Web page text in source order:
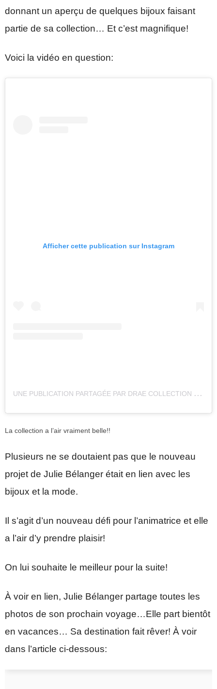
donnant un aperçu de quelques bijoux faisant
partie de sa collection… Et c’est magnifique!
Voici la vidéo en question:
Afficher cette publication sur Instagram
U
NE PUBLICATION PARTAGÉE PAR DRAE COLLECTION (@DRAE.COLLECTION)
La collection a l’air vraiment belle!!
Plusieurs ne se doutaient pas que le nouveau
projet de Julie Bélanger était en lien avec les
bijoux et la mode.
Il s’agit d’un nouveau défi pour l’animatrice et elle
a l’air d’y prendre plaisir!
On lui souhaite le meilleur pour la suite!
À voir en lien, Julie Bélanger partage toutes les
photos de son prochain voyage…Elle part bientôt
en vacances… Sa destination fait rêver! À voir
dans l’article ci-dessous: